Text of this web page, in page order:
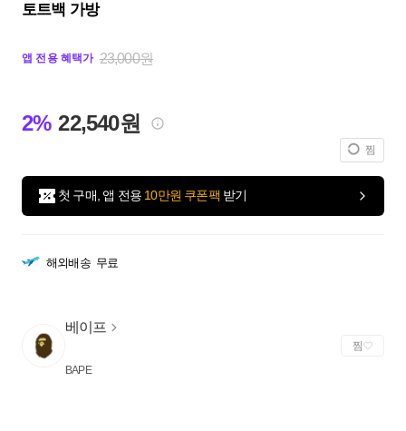
토트백 가방
앱 전용 혜택가 23,000원
2% 22,540원
찜
첫 구매, 앱 전용 10만원 쿠폰팩 받기
해외배송 무료
베이프
BAPE
찜